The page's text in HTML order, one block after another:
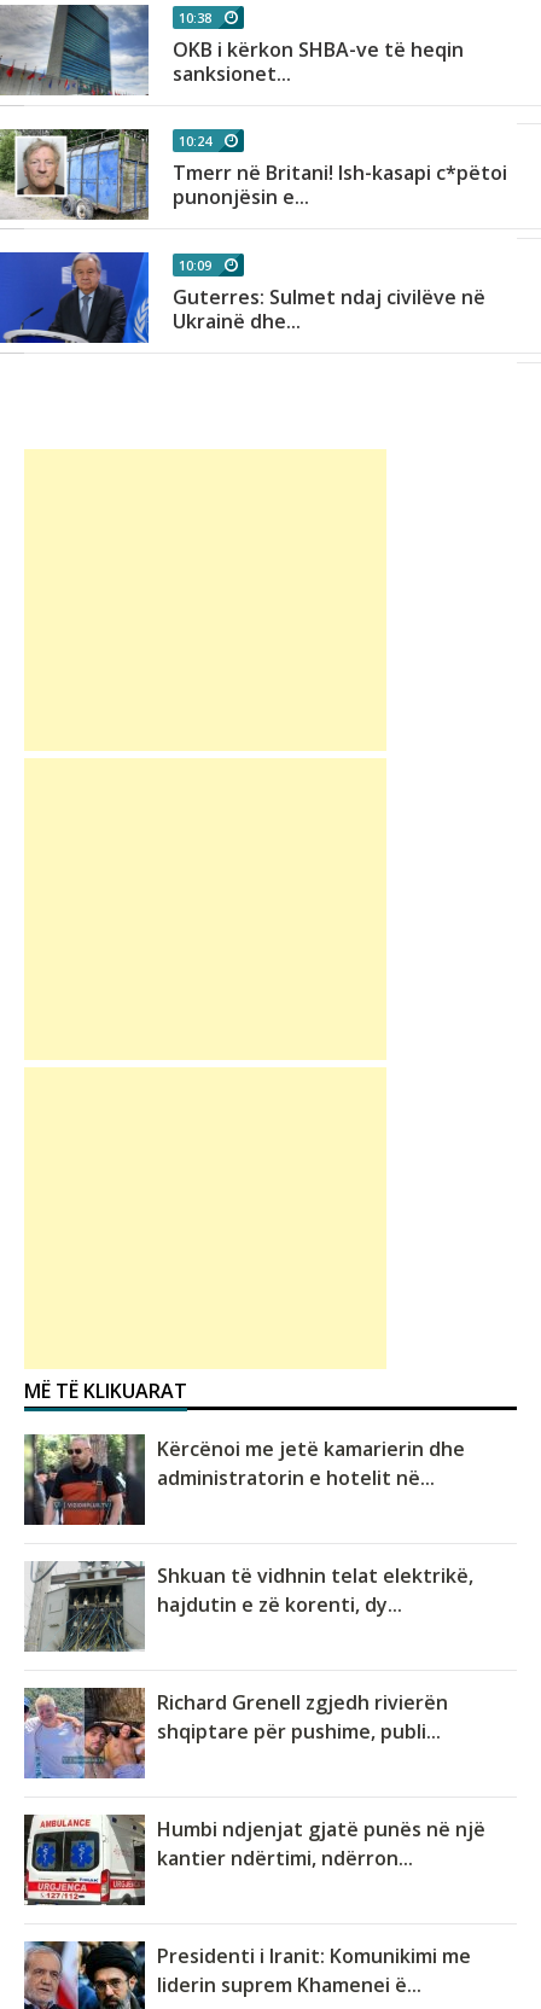
10:38
OKB i kërkon SHBA-ve të heqin
sanksionet...
10:24
Tmerr në Britani! Ish-kasapi c*pëtoi
punonjësin e...
10:09
Guterres: Sulmet ndaj civilëve në
Ukrainë dhe...
MË TË KLIKUARAT
Kërcënoi me jetë kamarierin dhe
administratorin e hotelit në...
Shkuan të vidhnin telat elektrikë,
hajdutin e zë korenti, dy...
Richard Grenell zgjedh rivierën
shqiptare për pushime, publi...
Humbi ndjenjat gjatë punës në një
kantier ndërtimi, ndërron...
Presidenti i Iranit: Komunikimi me
liderin suprem Khamenei ë...